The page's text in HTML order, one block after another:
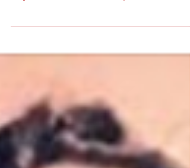
fiestas de la capital. Músicos, actores y el
oficialmente los...